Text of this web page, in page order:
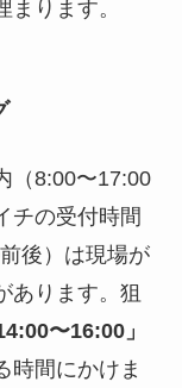
ります。
（8:00〜17:00
チの受付時間
後）は現場が
あります。狙
〜16:00」
時間にかけま